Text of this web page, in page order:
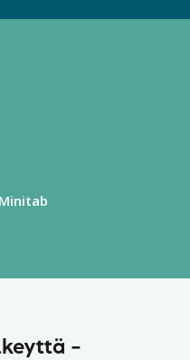
Minitab
–